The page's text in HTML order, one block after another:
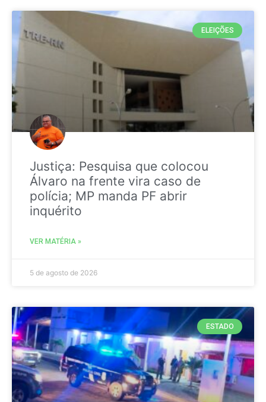
ELEIÇÕES
Justiça: Pesquisa que colocou
Álvaro na frente vira caso de
polícia; MP manda PF abrir
inquérito
VER MATÉRIA »
5 de agosto de 2026
ESTADO